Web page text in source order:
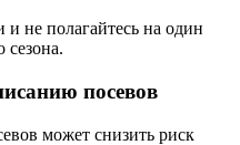
и не полагайтесь на один
сезона.
посевов
может снизить риск